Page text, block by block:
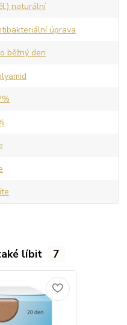
naturální
úprava
běžný den
líbit 7